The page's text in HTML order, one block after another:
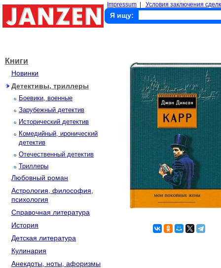
Impressum Условия заключения
Я ищу:
Книги
Новинки
Детективы, триллеры
Боевики, военные
Зарубежный детектив
Исторический детектив
Комедийный, иронический
детектив
Отечественный детектив
Триллеры
Любовный роман
Астрология, философия,
психология
Справочная литература
История
Детская литература
Кулинария
Анекдоты, ноты, афоризмы